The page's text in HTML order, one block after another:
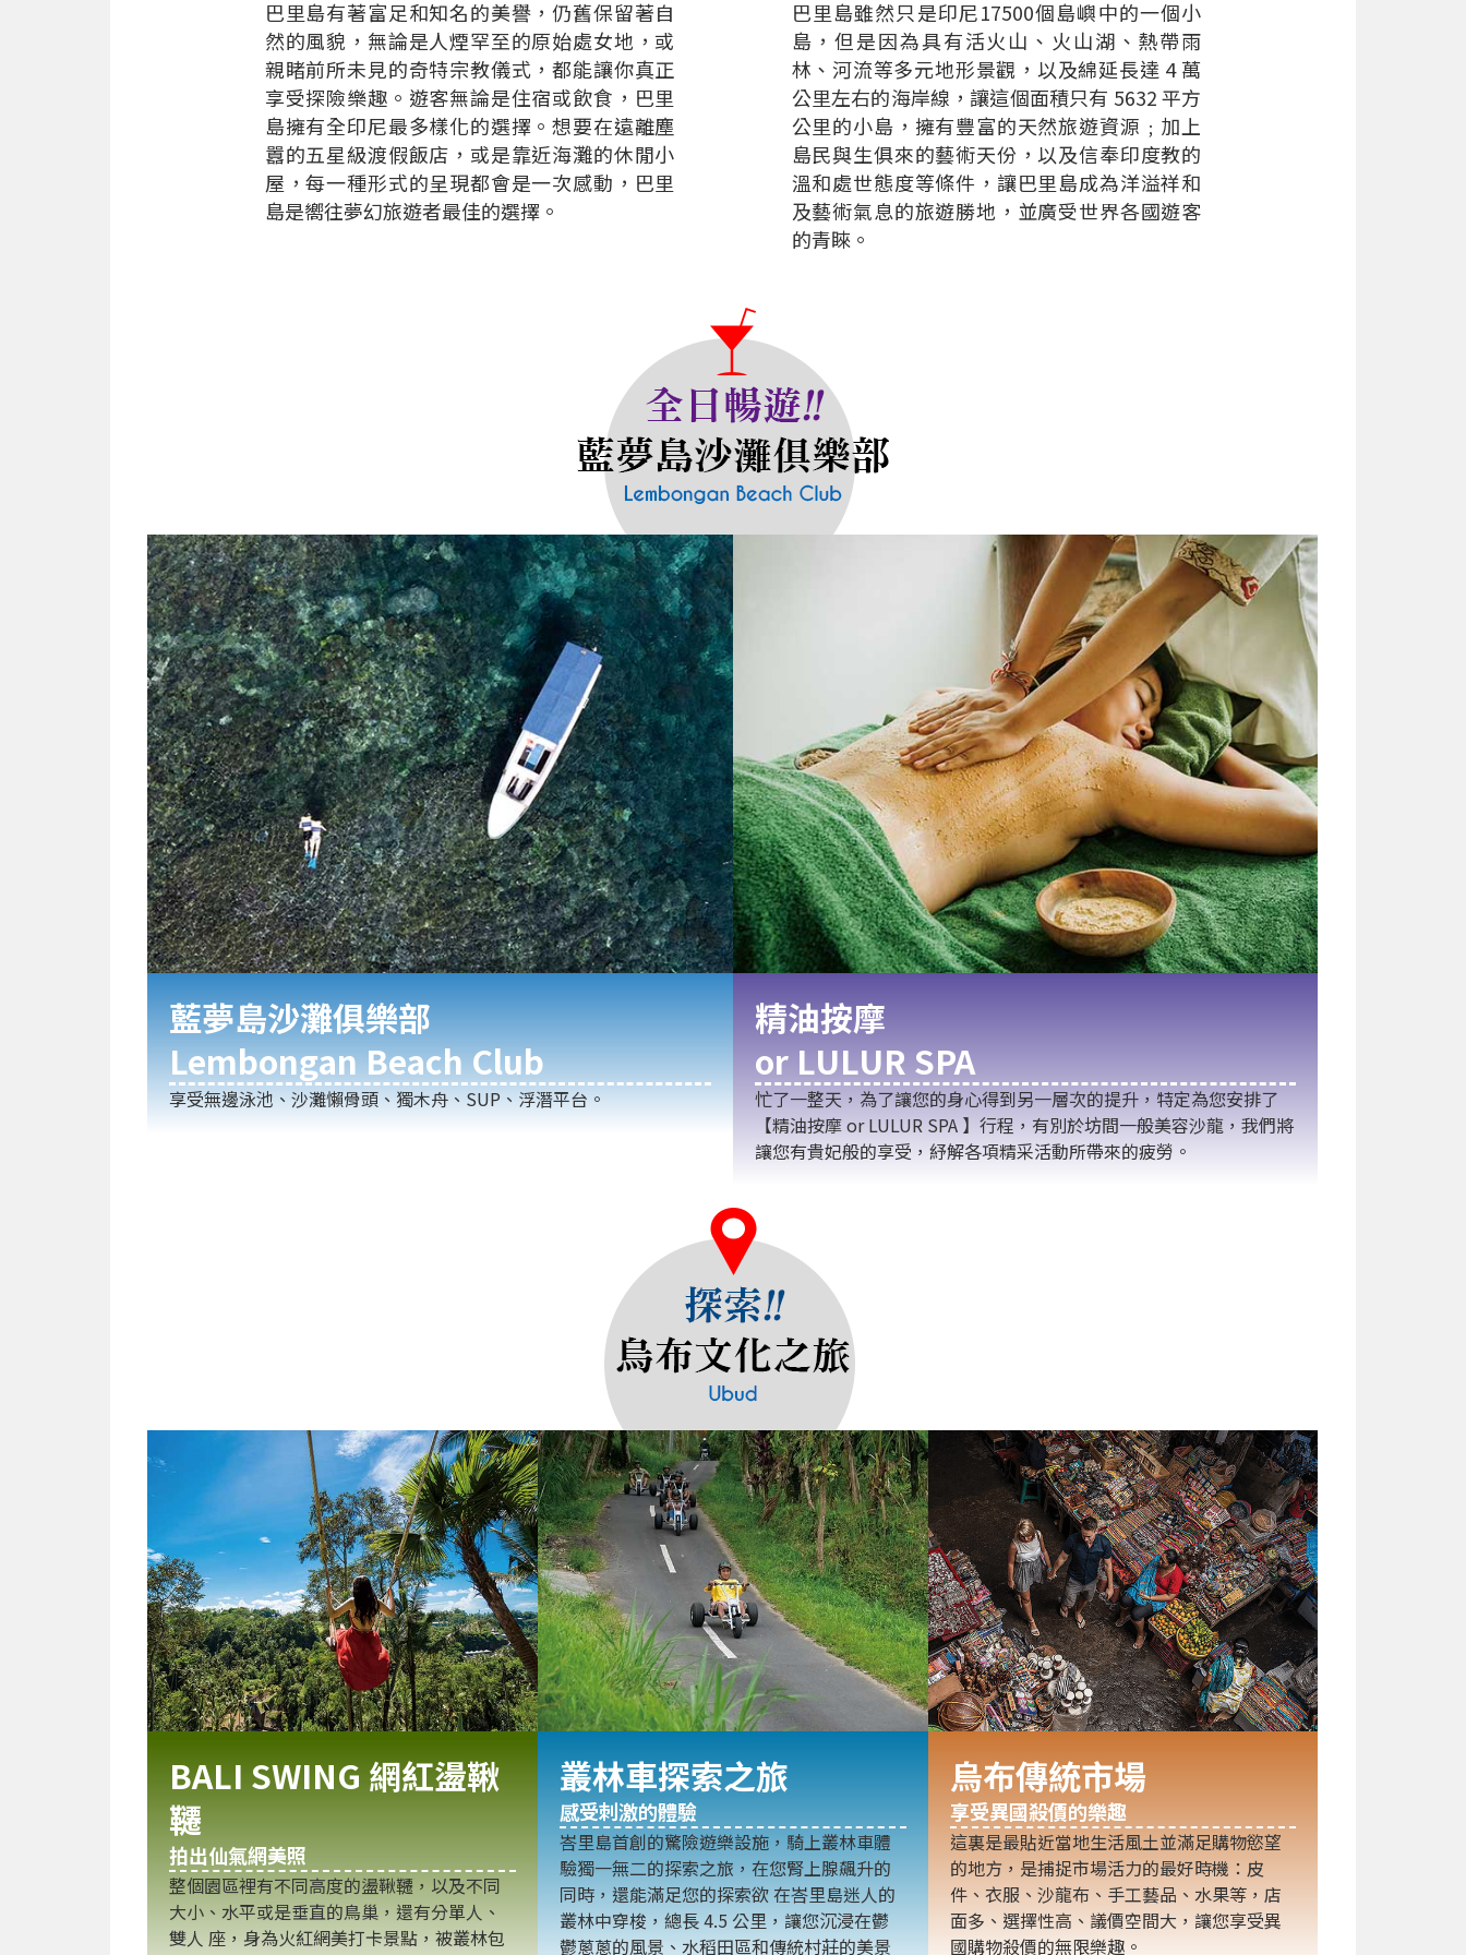
巴里島有著富足和知名的美譽，仍舊保留著自
然的風貌，無論是人煙罕至的原始處女地，或
親睹前所未見的奇特宗教儀式，都能讓你真正
享受探險樂趣。遊客無論是住宿或飲食，巴里
島擁有全印尼最多樣化的選擇。想要在遠離塵
囂的五星級渡假飯店，或是靠近海灘的休閒小
屋，每一種形式的呈現都會是一次感動，巴里
島是嚮往夢幻旅遊者最佳的選擇。
巴里島雖然只是印尼17500個島嶼中的一個小
島，但是因為具有活火山、火山湖、熱帶雨
林、河流等多元地形景觀，以及綿延長達 4 萬
公里左右的海岸線，讓這個面積只有 5632 平方
公里的小島，擁有豐富的天然旅遊資源﹔加上
島民與生俱來的藝術天份，以及信奉印度教的
溫和處世態度等條件，讓巴里島成為洋溢祥和
及藝術氣息的旅遊勝地，並廣受世界各國遊客
的青睞。
藍夢島沙灘俱樂部
Lembongan Beach Club
享受無邊泳池、沙灘懶骨頭、獨木舟、SUP、浮潛平台。
精油按摩
or LULUR SPA
忙了一整天，為了讓您的身心得到另一層次的提升，特定為您安排了
【精油按摩 or LULUR SPA 】行程，有別於坊間一般美容沙龍，我們將
讓您有貴妃般的享受，紓解各項精采活動所帶來的疲勞。
BALI SWING 網紅盪鞦
韆
拍出仙氣網美照
整個園區裡有不同高度的盪鞦韆，以及不同
大小、水平或是垂直的鳥巢，還有分單人、
雙人 座，身為火紅網美打卡景點，被叢林包
叢林車探索之旅
感受刺激的體驗
峇里島首創的驚險遊樂設施，騎上叢林車體
驗獨一無二的探索之旅，在您腎上腺飆升的
同時，還能滿足您的探索欲 在峇里島迷人的
叢林中穿梭，總長 4.5 公里，讓您沉浸在鬱
鬱蔥蔥的風景、水稻田區和傳統村莊的美景
烏布傳統市場
享受異國殺價的樂趣
這裏是最貼近當地生活風土並滿足購物慾望
的地方，是捕捉市場活力的最好時機：皮
件、衣服、沙龍布、手工藝品、水果等，店
面多、選擇性高、議價空間大，讓您享受異
國購物殺價的無限樂趣。